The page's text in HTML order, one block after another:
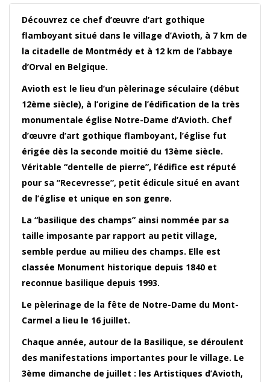
Découvrez ce chef d’œuvre d’art gothique
flamboyant situé dans le village d’Avioth, à 7 km de
la citadelle de Montmédy et à 12 km de l’abbaye
d’Orval en Belgique.
Avioth est le lieu d’un pèlerinage séculaire (début
12ème siècle), à l’origine de l’édification de la très
monumentale église Notre-Dame d’Avioth. Chef
d’œuvre d’art gothique flamboyant, l’église fut
érigée dès la seconde moitié du 13ème siècle.
Véritable “dentelle de pierre”, l’édifice est réputé
pour sa “Recevresse”, petit édicule situé en avant
de l’église et unique en son genre.
La “basilique des champs” ainsi nommée par sa
taille imposante par rapport au petit village,
semble perdue au milieu des champs. Elle est
classée Monument historique depuis 1840 et
reconnue basilique depuis 1993.
Le pèlerinage de la fête de Notre-Dame du Mont-
Carmel a lieu le 16 juillet.
Chaque année, autour de la Basilique, se déroulent
des manifestations importantes pour le village. Le
3ème dimanche de juillet : les Artistiques d’Avioth,